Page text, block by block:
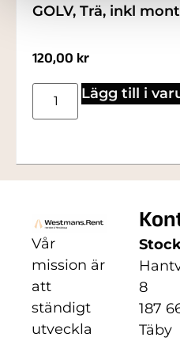
GOLV, Trä, inkl
120,00 kr
Lägg till i
Vår
mission är
att
ständigt
utveckla
8
187
Täby